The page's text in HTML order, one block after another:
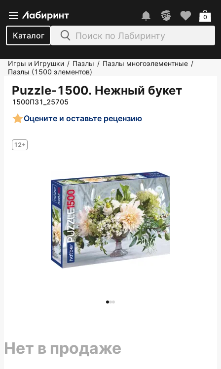
Каталог
0
Игры и Игрушки / Пазлы / Пазлы многоэлементные /
Пазлы (1500 элементов)
Puzzle-1500. Нежный букет
1500ПЗ1_25705
12+
Оцените и оставьте рецензию
Нет в продаже